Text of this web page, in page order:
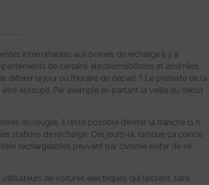
interminables aux bornes de recharge il y a
de certains électromobilistes et assimilés.
différer le jour ou l’horaire de départ ? Le prétexte de la
assoupli. Par exemple en partant la veille du début
ou rouges, il reste possible d’éviter la tranche 11 h
stations de recharge. Ces jours-là, lorsque ça coince
rechargeables peuvent par civisme éviter de se
de voitures électriques qui laissent, sans